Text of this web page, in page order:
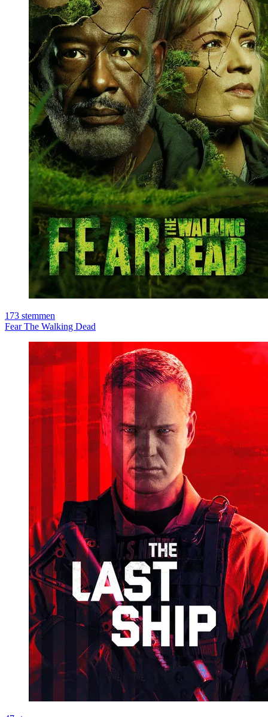
173 stemmen
Fear The Walking Dead